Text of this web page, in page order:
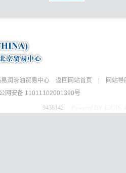
润滑油贸易中心 返回网站首页
网站导
网安备 11011102001390号
9438142